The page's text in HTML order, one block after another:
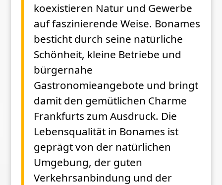
koexistieren Natur und Gewerbe
auf faszinierende Weise. Bonames
besticht durch seine natürliche
Schönheit, kleine Betriebe und
bürgernahe
Gastronomieangebote und bringt
damit den gemütlichen Charme
Frankfurts zum Ausdruck. Die
Lebensqualität in Bonames ist
geprägt von der natürlichen
Umgebung, der guten
Verkehrsanbindung und der